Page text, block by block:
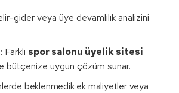
gider veya üye devamlılık analizini
spor salonu üyelik sitesi
bütçenize uygun çözüm sunar.
beklenmedik ek maliyetler veya